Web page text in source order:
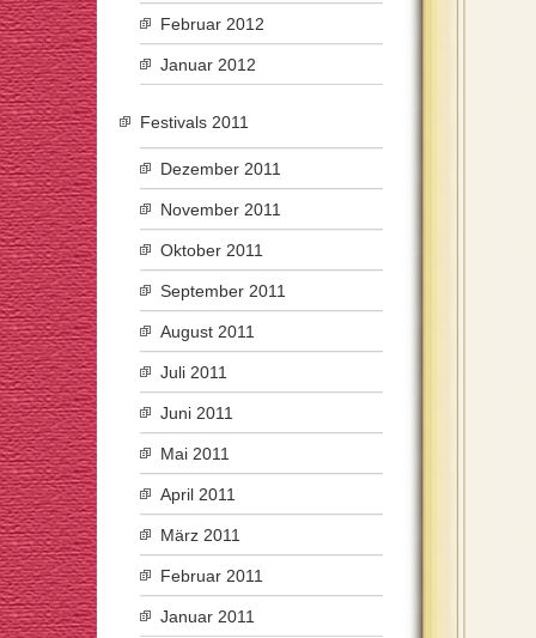
Februar 2012
Januar 2012
Festivals 2011
Dezember 2011
November 2011
Oktober 2011
September 2011
August 2011
Juli 2011
Juni 2011
Mai 2011
April 2011
März 2011
Februar 2011
Januar 2011